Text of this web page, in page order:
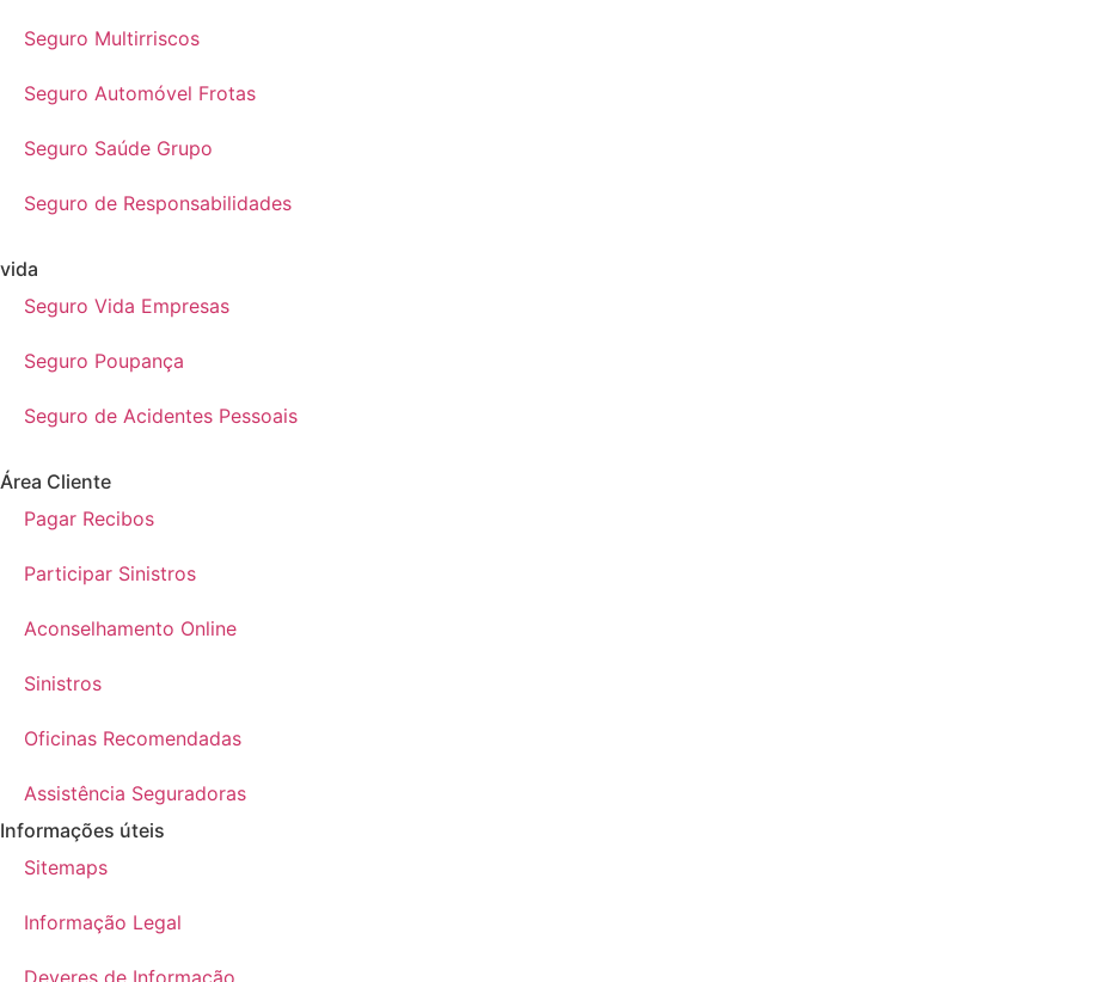
Seguro Multirriscos
Seguro Automóvel Frotas
Seguro Saúde Grupo
Seguro de Responsabilidades
vida
Seguro Vida Empresas
Seguro Poupança
Seguro de Acidentes Pessoais
Área Cliente
Pagar Recibos
Participar Sinistros
Aconselhamento Online
Sinistros
Oficinas Recomendadas
Assistência Seguradoras
Informações úteis
Sitemaps
Informação Legal